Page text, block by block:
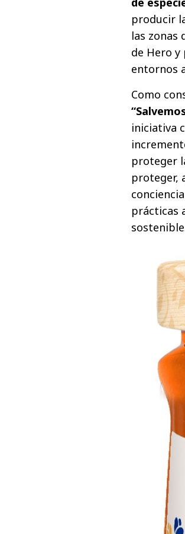
producir
las zonas
de Hero
entornos
Como
iniciativa
proteger
proteger,
prácticas